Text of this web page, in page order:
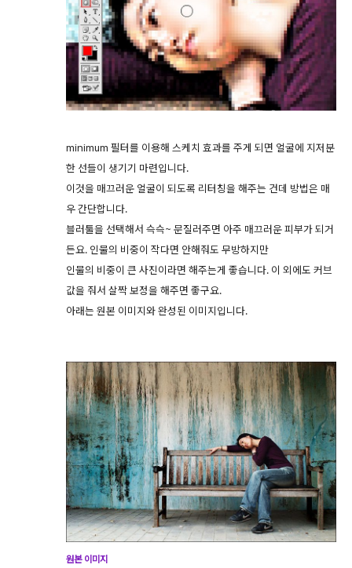
minimum 필터를 이용해 스케치 효과를 주게 되면 얼굴에 지저분
한 선들이 생기기 마련입니다.
이것을 매끄러운 얼굴이 되도록 리터칭을 해주는 건데 방법은 매
우 간단합니다.
블러툴을 선택해서 슥슥~ 문질러주면 아주 매끄러운 피부가 되거
든요. 인물의 비중이 작다면 안해줘도 무방하지만
인물의 비중이 큰 사진이라면 해주는게 좋습니다. 이 외에도 커브
값을 줘서 살짝 보정을 해주면 좋구요.
아래는 원본 이미지와 완성된 이미지입니다.
원본 이미지